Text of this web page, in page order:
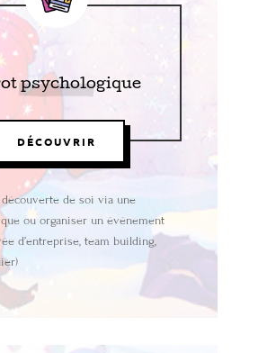
psychologique
DÉCOUVRIR
découverte de soi via une
ou organiser un événement
d’entreprise, team building,